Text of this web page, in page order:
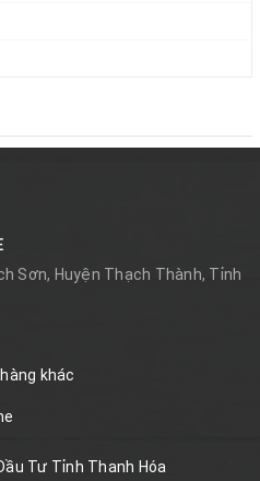
Sơn, Huyện Thạch Thành, Tỉnh
khác
Tư Tỉnh Thanh Hóa